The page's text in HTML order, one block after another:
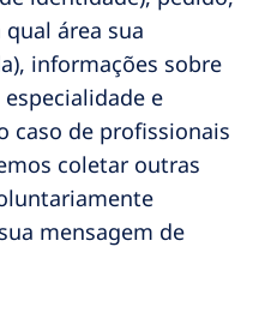
área sua
informações sobre
e
caso de profissionais
coletar outras
mensagem de